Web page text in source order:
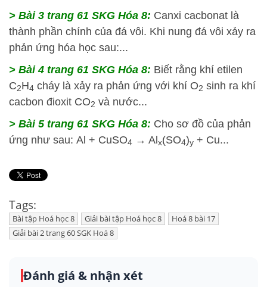
> Bài 3 trang 61 SKG Hóa 8: Canxi cacbonat là
thành phần chính của đá vôi. Khi nung đá vôi xảy ra
phản ứng hóa học sau:...
> Bài 4 trang 61 SKG Hóa 8: Biết rằng khí etilen
C2H4 cháy là xảy ra phản ứng với khí O2 sinh ra khí
cacbon đioxit CO2 và nước...
> Bài 5 trang 61 SKG Hóa 8: Cho sơ đồ của phản
ứng như sau: Al + CuSO4 → Al x(SO4)y + Cu...
Tags:
Bài tập Hoá học 8 Giải bài tập Hoá học 8
Hoá 8 bài 17
Giải bài 2 trang 60 SGK Hoá 8
Đánh giá & nhận xét